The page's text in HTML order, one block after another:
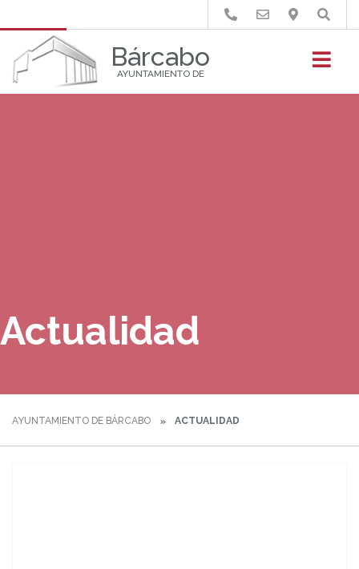
Bárcabo
AYUNTAMIENTO DE
Buscar
Actualidad
AYUNTAMIENTO DE BÁRCABO ACTUALIDAD